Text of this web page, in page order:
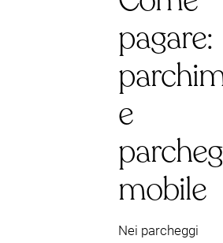
pagare:
e
mobile
Nei parcheggi